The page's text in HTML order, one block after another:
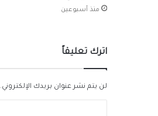
منذ أسبوعين
اترك تعليقاً
لن يتم نشر عنوان بريدك الإلكتروني.